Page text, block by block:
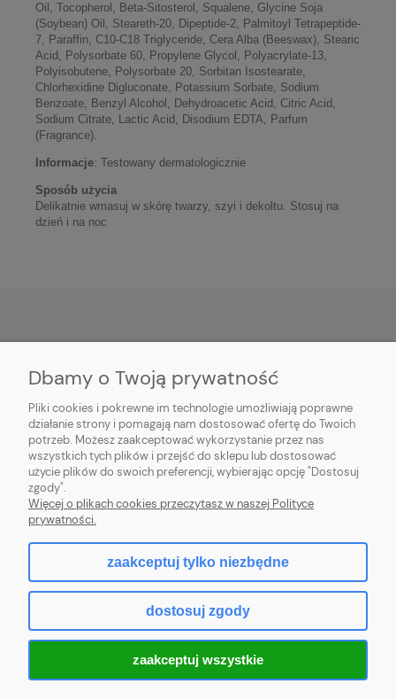
Oil, Tocopherol, Beta-Sitosterol, Squalene, Glycine Soja
(Soybean) Oil, Steareth-20, Dipeptide-2, Palmitoyl Tetrapeptide-
7, Paraffin, C10-C18 Triglyceride, Cera Alba (Beeswax), Stearic
Acid, Polysorbate 60, Propylene Glycol, Polyacrylate-13,
Polyisobutene, Polysorbate 20, Sorbitan Isostearate,
Chlorhexidine Digluconate, Potassium Sorbate, Sodium
Benzoate, Benzyl Alcohol, Dehydroacetic Acid, Citric Acid,
Sodium Citrate, Lactic Acid, Disodium EDTA, Parfum
(Fragrance).
Informacje: Testowany dermatologicznie
Sposób użycia
Delikatnie wmasuj w skórę twarzy, szyi i dekoltu. Stosuj na
dzień i na noc
PŁATNOŚĆ I DOSTAWA
MOJE KONTO
O FIRMIE
Sklep internetowy Shoper.pl
Dbamy o Twoją prywatność
Pliki cookies i pokrewne im technologie umożliwiają poprawne
działanie strony i pomagają nam dostosować ofertę do Twoich
potrzeb. Możesz zaakceptować wykorzystanie przez nas
wszystkich tych plików i przejść do sklepu lub dostosować
użycie plików do swoich preferencji, wybierając opcję "Dostosuj
zgody".
Więcej o plikach cookies przeczytasz w naszej Polityce
prywatności.
zaakceptuj tylko niezbędne
dostosuj zgody
zaakceptuj wszystkie